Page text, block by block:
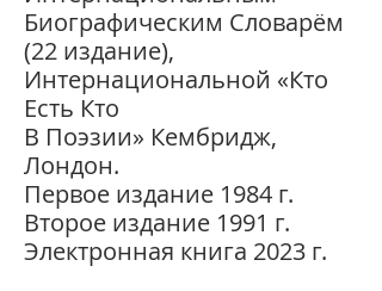
Биографическим Словарём
(22 издание),
Интернациональной «Кто
Есть Кто
В Поэзии» Кембридж,
Лондон.
Первое издание 1984 г.
Второе издание 1991 г.
Электронная книга 2023 г.